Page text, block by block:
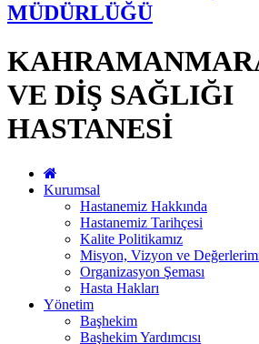
MÜDÜRLÜĞÜ
VE DİŞ SAĞLIĞI
HASTANESİ
Kurumsal
Hastanemiz Hakkında
Hastanemiz Tarihçesi
Kalite Politikamız
Misyon, Vizyon ve
Organizasyon Şeması
Hasta Hakları
Yönetim
Başhekim
Başhekim Yardımcısı